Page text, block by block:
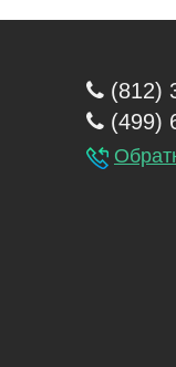
(812)
(499)